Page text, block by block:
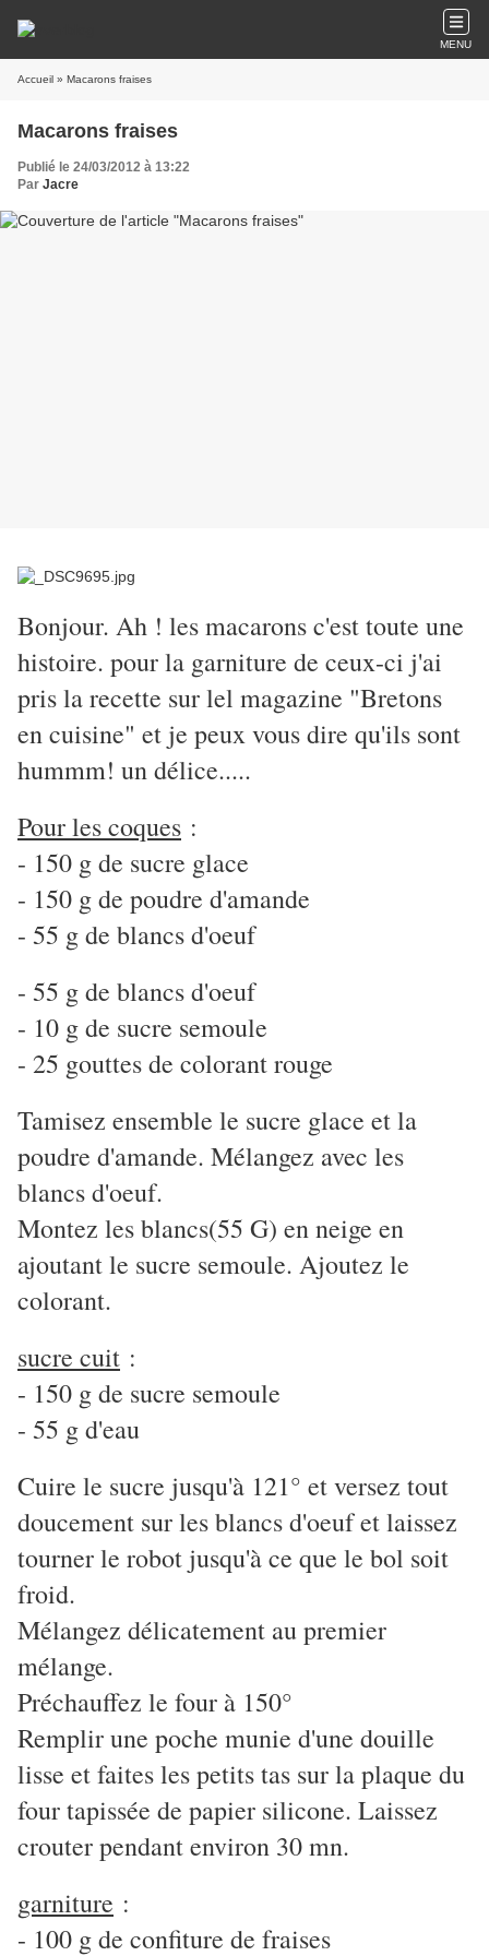
MENU
Accueil » Macarons fraises
Macarons fraises
Publié le 24/03/2012 à 13:22
Par Jacre
Bonjour. Ah ! les macarons c'est toute une
histoire. pour la garniture de ceux-ci j'ai
pris la recette sur lel magazine "Bretons
en cuisine" et je peux vous dire qu'ils sont
hummm! un délice.....
Pour les coques :
- 150 g de sucre glace
- 150 g de poudre d'amande
- 55 g de blancs d'oeuf
- 55 g de blancs d'oeuf
- 10 g de sucre semoule
- 25 gouttes de colorant rouge
Tamisez ensemble le sucre glace et la
poudre d'amande. Mélangez avec les
blancs d'oeuf.
Montez les blancs(55 G) en neige en
ajoutant le sucre semoule. Ajoutez le
colorant.
sucre cuit :
- 150 g de sucre semoule
- 55 g d'eau
Cuire le sucre jusqu'à 121° et versez tout
doucement sur les blancs d'oeuf et laissez
tourner le robot jusqu'à ce que le bol soit
froid.
Mélangez délicatement au premier
mélange.
Préchauffez le four à 150°
Remplir une poche munie d'une douille
lisse et faites les petits tas sur la plaque du
four tapissée de papier silicone. Laissez
crouter pendant environ 30 mn.
garniture :
- 100 g de confiture de fraises